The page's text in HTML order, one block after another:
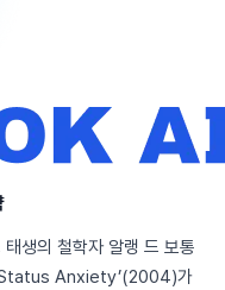
생의 철학자 알랭 드 보통
Anxiety’(2004)가